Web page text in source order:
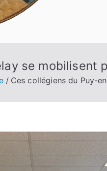
se mobilisent
Ces collégiens du Puy-